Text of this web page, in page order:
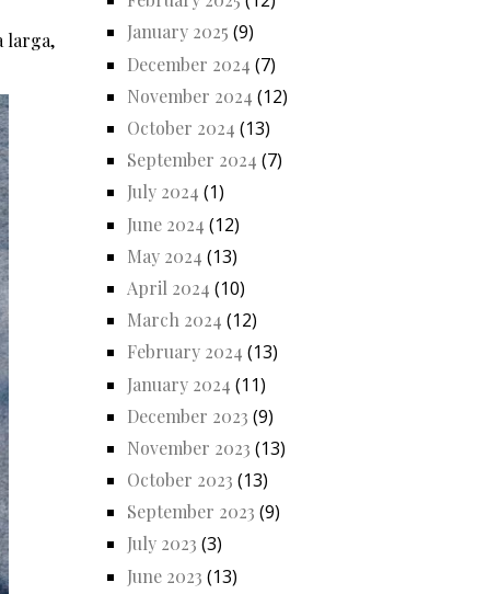
larga,
January 2025 (9)
December 2024 (7)
November 2024 (12)
October 2024 (13)
September 2024 (7)
July 2024 (1)
June 2024 (12)
May 2024 (13)
April 2024 (10)
March 2024 (12)
February 2024 (13)
January 2024 (11)
December 2023 (9)
November 2023 (13)
October 2023 (13)
September 2023 (9)
July 2023 (3)
June 2023 (13)